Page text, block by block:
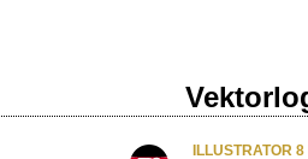
ILLUSTRATOR